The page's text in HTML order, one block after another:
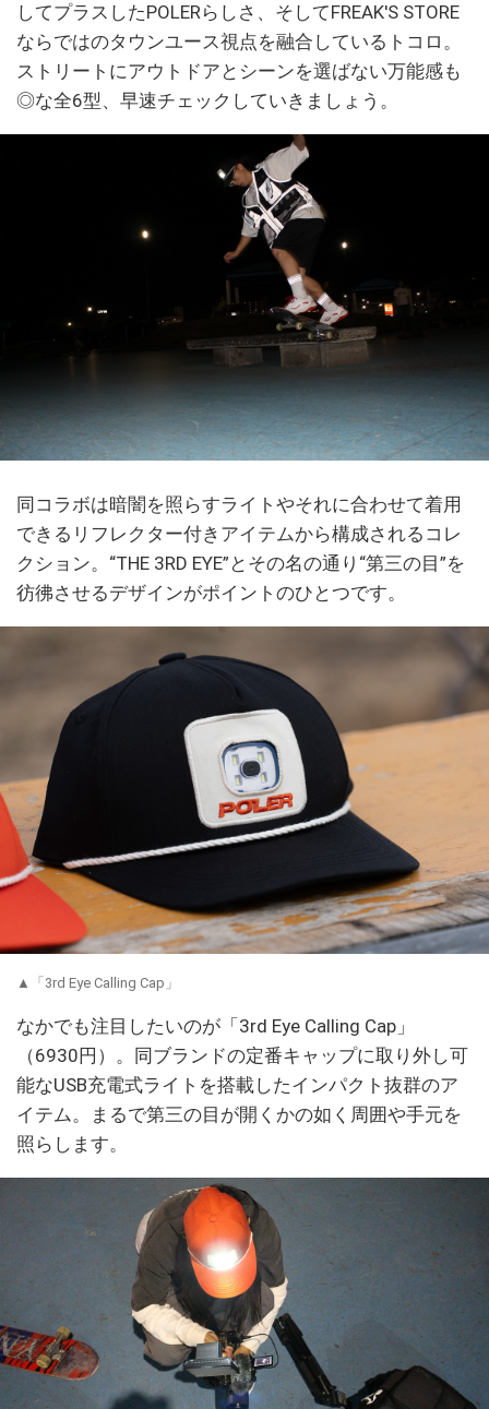
してプラスしたPOLERらしさ、そしてFREAK'S STORE
ならではのタウンユース視点を融合しているトコロ。
ストリートにアウトドアとシーンを選ばない万能感も
◎な全6型、早速チェックしていきましょう。
同コラボは暗闇を照らすライトやそれに合わせて着用
できるリフレクター付きアイテムから構成されるコレ
クション。“THE 3RD EYE”とその名の通り“第三の目”を
彷彿させるデザインがポイントのひとつです。
▲「3rd Eye Calling Cap」
なかでも注目したいのが「3rd Eye Calling Cap」
（6930円）。同ブランドの定番キャップに取り外し可
能なUSB充電式ライトを搭載したインパクト抜群のア
イテム。まるで第三の目が開くかの如く周囲や手元を
照らします。